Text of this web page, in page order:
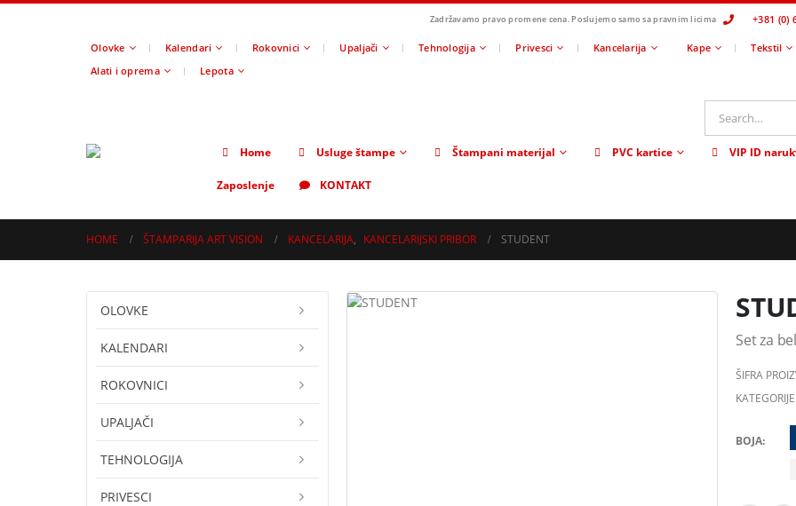
Zadržavamo pravo promene cena. Poslujemo samo sa pravnim licima +381 (0)
Olovke Kalendari Rokovnici Upaljači Tehnologija Privesci Kancelarija Kape Tekstil
Alati i oprema
Lepota
Home Usluge štampe Štampani materijal PVC kartice VIP ID
Zaposlenje KONTAKT
HOME ŠTAMPARIJA ART VISION KANCELARIJA, KANCELARIJSKI PRIBOR STUDENT
Set za
ŠIFRA
BOJA
OLOVKE
KALENDARI
ROKOVNICI
UPALJAČI
TEHNOLOGIJA
PRIVESCI